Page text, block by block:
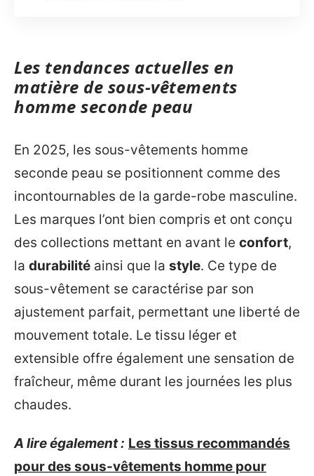
Les tendances actuelles en
matière de sous-vêtements
homme seconde peau
En 2025, les sous-vêtements homme
seconde peau se positionnent comme des
incontournables de la garde-robe masculine.
Les marques l’ont bien compris et ont conçu
des collections mettant en avant le confort,
la durabilité ainsi que la style. Ce type de
sous-vêtement se caractérise par son
ajustement parfait, permettant une liberté de
mouvement totale. Le tissu léger et
extensible offre également une sensation de
fraîcheur, même durant les journées les plus
chaudes.
A lire également : Les tissus recommandés
pour des sous-vêtements homme pour